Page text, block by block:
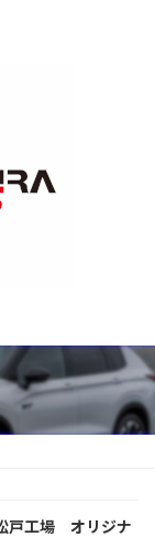
戸工場 オリジナ